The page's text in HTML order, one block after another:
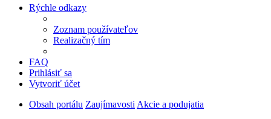
Rýchle odkazy
Zoznam používateľov
Realizačný tím
FAQ
Prihlásiť sa
Vytvoriť účet
Obsah portálu Zaujímavosti Akcie a podujatia